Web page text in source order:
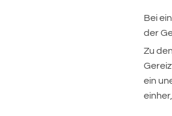
Bei
der
Zu
ein